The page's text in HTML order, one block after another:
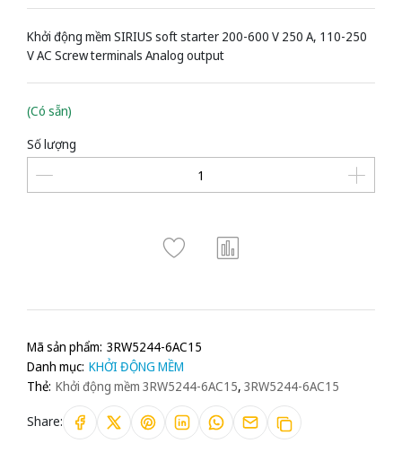
Khởi động mềm SIRIUS soft starter 200-600 V 250 A, 110-250
V AC Screw terminals Analog output
(Có sẵn)
Số lượng
Mã sản phẩm: 3RW5244-6AC15
Danh mục: KHỞI ĐỘNG MỀM
Thẻ: Khởi động mềm 3RW5244-6AC15, 3RW5244-6AC15
Share: